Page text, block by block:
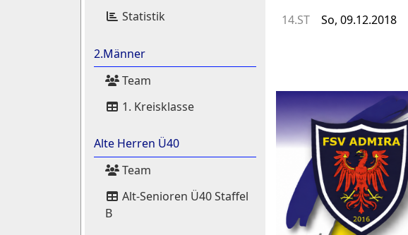
Statistik
2.Männer
Team
1. Kreisklasse
Alte Herren Ü40
Team
Alt-Senioren Ü40 Staffel
B
14.ST So, 09.12.2018